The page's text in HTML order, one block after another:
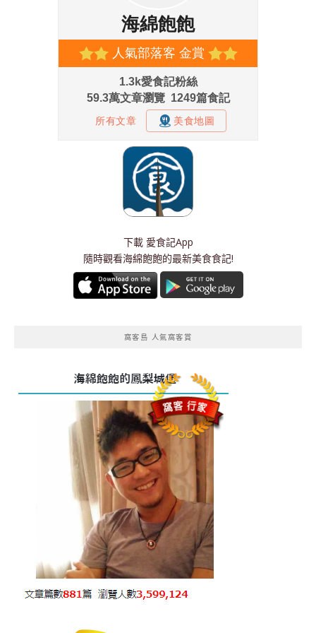
下載 愛食記App
隨時觀看海綿飽飽的最新美食食記!
窩客島 人氣窩客賞